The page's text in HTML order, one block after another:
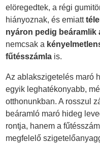
elöregedtek, a régi
hiányoznak, és emiatt
nyáron pedig beáramlik
nemcsak a
fűtésszámla is.
Az ablakszigetelés maró
egyik leghatékonyabb,
otthonunkban. A rosszul
beáramló maró hideg
rontja, hanem a
megfelelő